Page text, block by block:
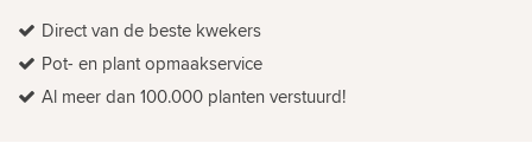
Direct van de beste kwekers
Pot- en plant opmaakservice
Al meer dan 100.000 planten verstuurd!